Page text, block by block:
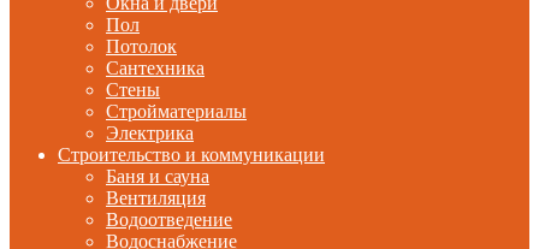
Пол
Потолок
Сантехника
Стены
Стройматериалы
Электрика
Строительство и коммуникации
Баня и сауна
Вентиляция
Водоотведение
Водоснабжение